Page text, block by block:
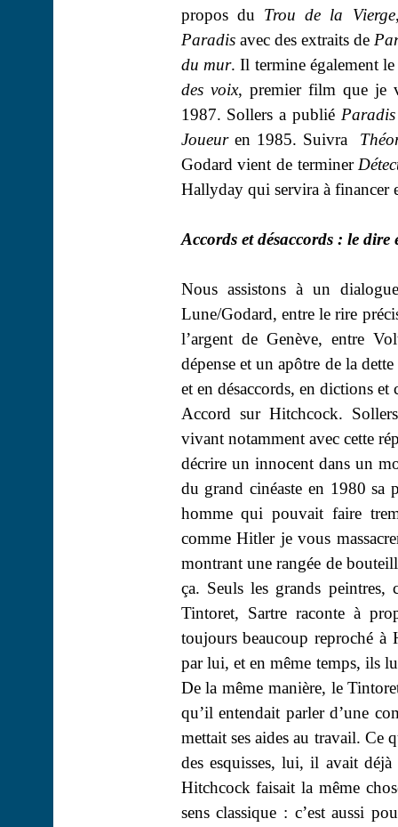
propos du Trou de la Vierge
Paradisavec des extraits de
du mur. Il termine également
des voix, premier film que je
1987. Sollers a publié Paradis
Joueuren 1985. Suivra
Godard vient de terminer
Hallyday qui servira à financer
Accords et désaccords : le dire
Nous assistons à un
Lune/Godard, entre le rire
l’argent de Genève, entre
dépense et un apôtre de la
et en désaccords, en dictions et
Accord sur Hitchcock.
vivant notamment avec cette
décrire un innocent dans un
du grand cinéaste en 1980 sa
homme qui pouvait faire
comme Hitler je vous
montrant une rangée de
ça. Seuls les grands
Tintoret, Sartre raconte à
toujours beaucoup reproché
par lui, et en même temps, ils
De la même manière, le
qu’il entendait parler d’une
mettait ses aides au travail. Ce
des esquisses, lui, il avait
Hitchcock faisait la même
sens classique : c’est aussi